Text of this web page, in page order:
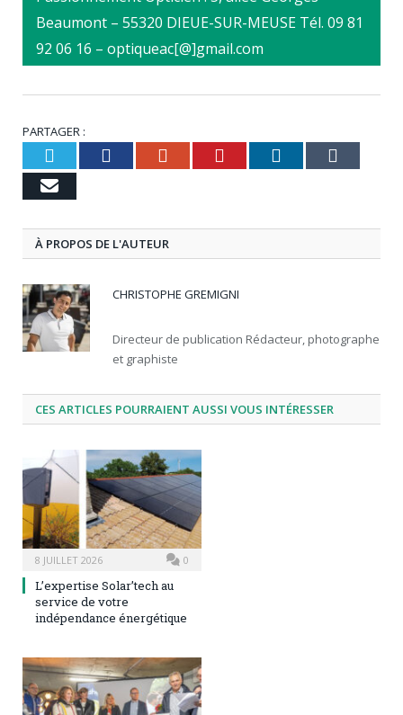
Beaumont – 55320 DIEUE-SUR-MEUSE Tél. 09 81
92 06 16 – optiqueac[@]gmail.com
PARTAGER :
TwitterFacebookGoogle+Pinterest
LinkedIn
Email
À PROPOS DE L'AUTEUR
CHRISTOPHE GREMIGNI
Directeur de publication Rédacteur, photographe
et graphiste
CES ARTICLES POURRAIENT AUSSI VOUS INTÉRESSER
8 JUILLET 2026 0
L’expertise Solar’tech au
service de votre
indépendance énergétique